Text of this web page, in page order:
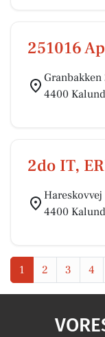
251016
Granbakken
4400
2do IT,
Hareskovvej
4400
1 2 3 4